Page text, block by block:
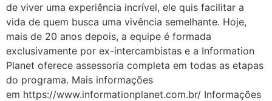
de viver uma experiência incrível, ele quis facilitar a
vida de quem busca uma vivência semelhante. Hoje,
mais de 20 anos depois, a equipe é formada
exclusivamente por ex-intercambistas e a Information
Planet oferece assessoria completa em todas as etapas
do programa. Mais informações
em https://www.informationplanet.com.br/ Informações